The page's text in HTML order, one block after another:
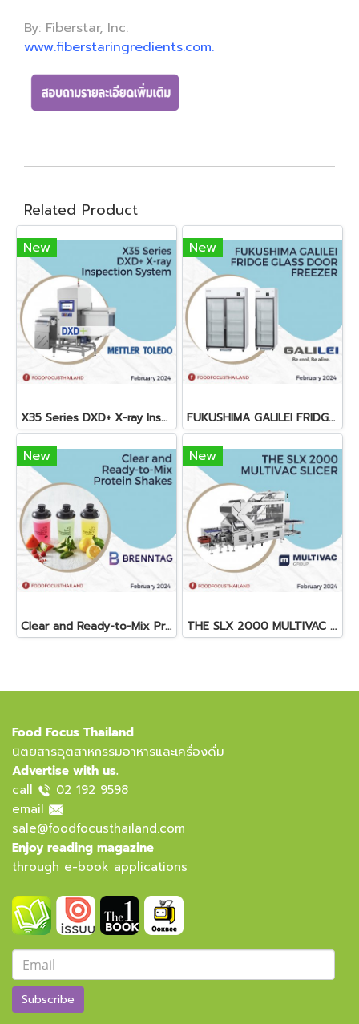
By: Fiberstar, Inc.
www.fiberstaringredients.com.
Related Product
New
X35 Series DXD+ X-ray Inspection System
New
FUKUSHIMA GALILEI FRIDGE GLASS DOOR FREEZER
New
Clear and Ready-to-Mix Protein Shakes
New
THE SLX 2000 MULTIVAC SLICER
Food Focus Thailand
นิตยสารอุตสาหกรรมอาหารและเครื่องดื่ม
Advertise with us.
call
02 192 9598
email
sale@foodfocusthailand.com
Enjoy reading magazine
through e-book applications
Subscribe